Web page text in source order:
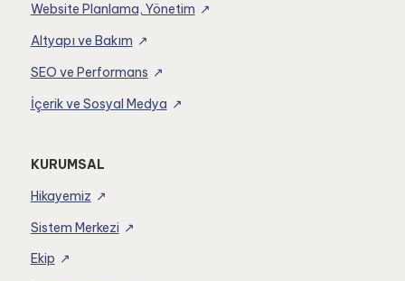
Website Planlama, Yönetim
Altyapı ve Bakım
SEO ve Performans
İçerik ve Sosyal Medya
KURUMSAL
Hikayemiz
Sistem Merkezi
Ekip